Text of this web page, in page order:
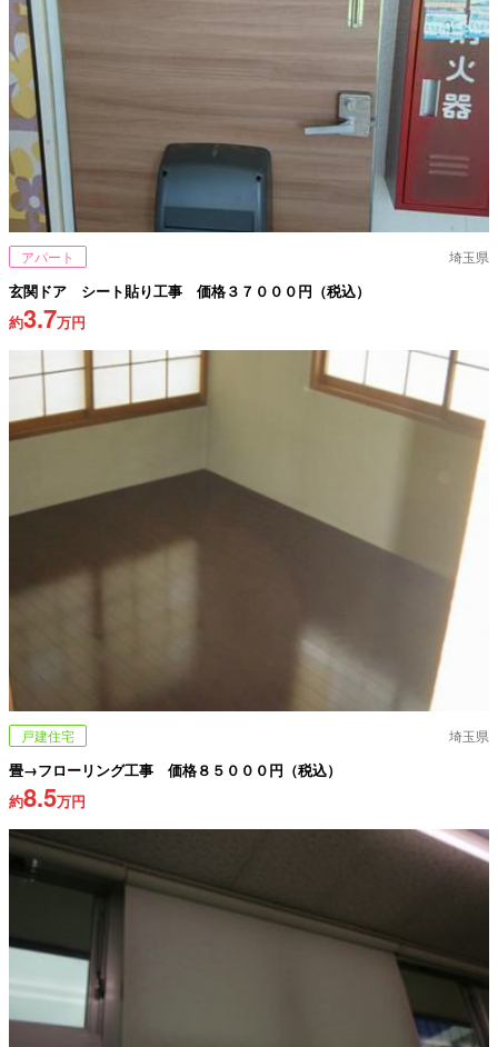
アパート 埼玉県
玄関ドア シート貼り工事 価格３７０００円（税込）
約3.7万円
戸建住宅 埼玉県
畳→フローリング工事 価格８５０００円（税込）
約8.5万円